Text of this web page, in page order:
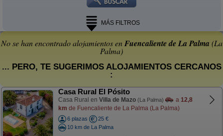
MÁS FILTROS
No se han encontrado alojamientos enFuencaliente de La Palma (La
Palma)
... PERO, TE SUGERIMOS ALOJAMIENTOS CERCANOS
:
Casa Rural El Pósito
Casa Rural en Villa de Mazo (La Palma) a 12,8
km de Fuencaliente de La Palma (La Palma)
6 plazas
25 €
10 km de La Palma